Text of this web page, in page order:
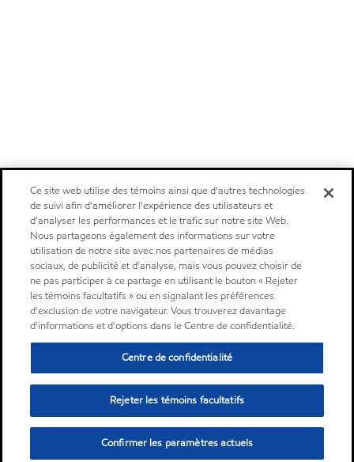
Ce site web utilise des témoins ainsi que d'autres technologies
de suivi afin d'améliorer l'expérience des utilisateurs et
d'analyser les performances et le trafic sur notre site Web.
Nous partageons également des informations sur votre
utilisation de notre site avec nos partenaires de médias
sociaux, de publicité et d'analyse, mais vous pouvez choisir de
ne pas participer à ce partage en utilisant le bouton « Rejeter
les témoins facultatifs » ou en signalant les préférences
d'exclusion de votre navigateur. Vous trouverez davantage
d'informations et d'options dans le Centre de confidentialité.
Centre de confidentialité
Rejeter les témoins facultatifs
Confirmer les paramètres actuels